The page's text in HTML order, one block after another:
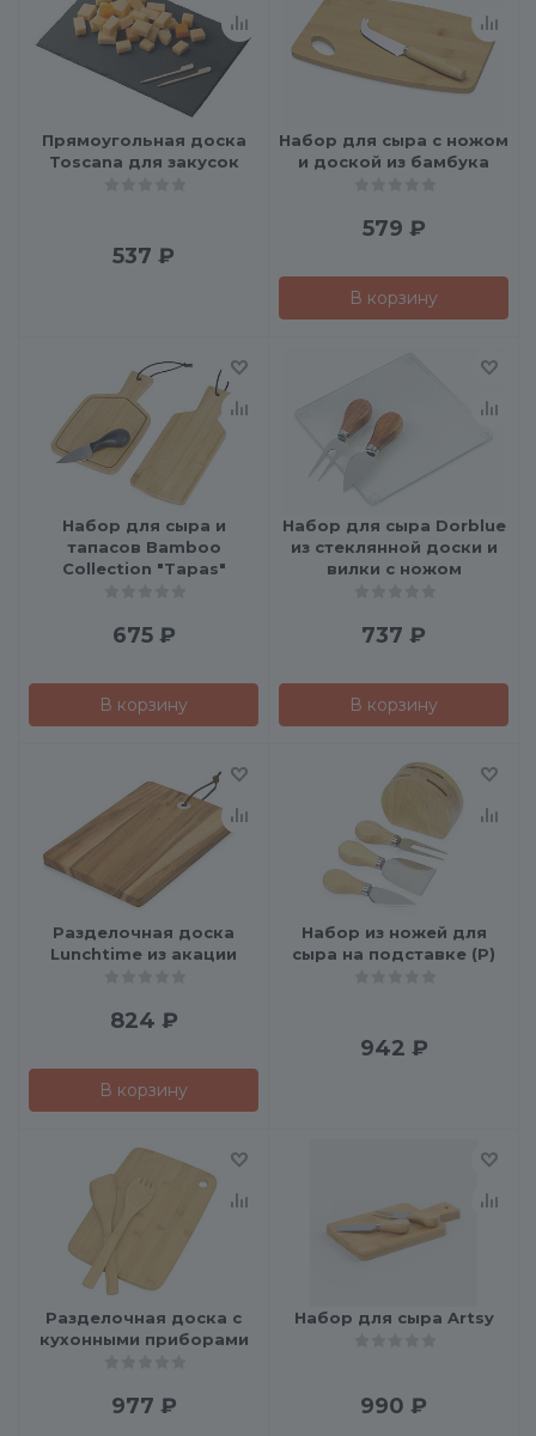
Прямоугольная доска
Toscana для закусок
537 ₽
Набор для сыра с ножом
и доской из бамбука
579 ₽
В корзину
Набор для сыра и
тапасов Bamboo
Collection "Tapas"
675₽
В корзину
Набор для сыра Dorblue
из стеклянной доски и
вилки с ножом
737 ₽
В корзину
Разделочная доска
Lunchtime из акации
824 ₽
В корзину
Набор из ножей для
сыра на подставке (P)
942 ₽
Разделочная доска с
кухонными приборами
977 ₽
Набор для сыра Artsy
990 ₽